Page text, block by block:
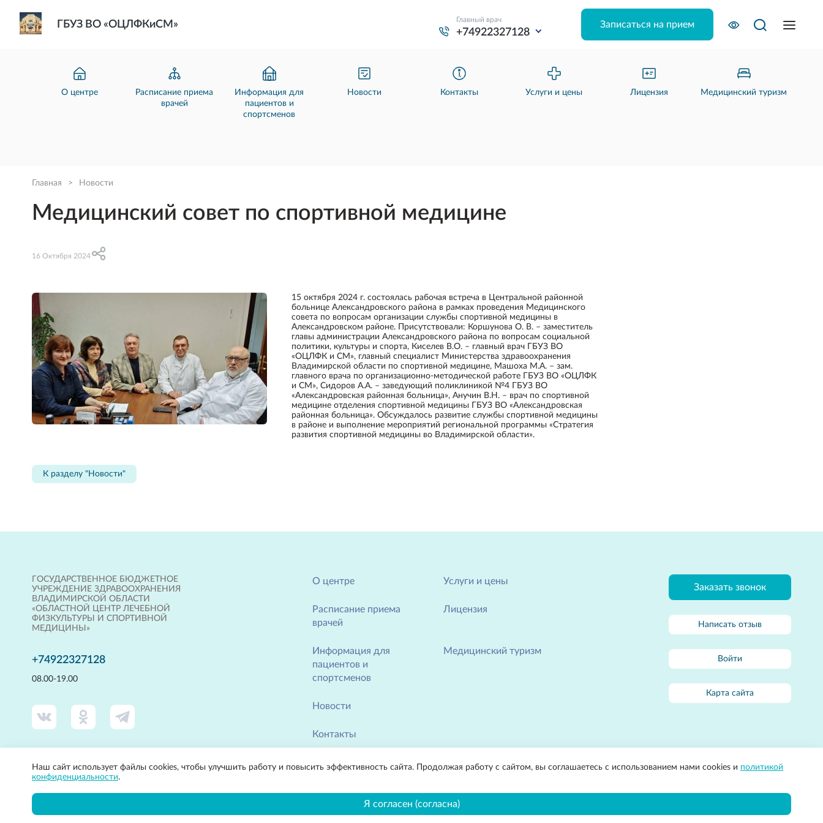
О центре
Расписание приема
врачей
Информация для
пациентов и
спортсменов
Новости Контакты Услуги и цены Лицензия Медицинский туризм
Главная > Новости
Медицинский совет по спортивной медицине
16 Октября 2024
15 октября 2024 г. состоялась рабочая встреча в Центральной районной
больнице Александровского района в рамках проведения Медицинского
совета по вопросам организации службы спортивной медицины в
Александровском районе. Присутствовали: Коршунова О. В. – заместитель
главы администрации Александровского района по вопросам социальной
политики, культуры и спорта, Киселев В.О. – главный врач ГБУЗ ВО
«ОЦЛФК и СМ», главный специалист Министерства здравоохранения
Владимирской области по спортивной медицине, Машоха М.А. – зам.
главного врача по организационно-методической работе ГБУЗ ВО «ОЦЛФК
и СМ», Сидоров А.А. – заведующий поликлиникой №4 ГБУЗ ВО
«Александровская районная больница», Анучин В.Н. – врач по спортивной
медицине отделения спортивной медицины ГБУЗ ВО «Александровская
районная больница». Обсуждалось развитие службы спортивной медицины
в районе и выполнение мероприятий региональной программы «Стратегия
развития спортивной медицины во Владимирской области».
К разделу "Новости"
ГБУЗ ВО «ОЦЛФКиСМ» Главный врач
+74922327128
Записаться на прием
ГОСУДАРСТВЕННОЕ БЮДЖЕТНОЕ
УЧРЕЖДЕНИЕ ЗДРАВООХРАНЕНИЯ
ВЛАДИМИРСКОЙ ОБЛАСТИ
«ОБЛАСТНОЙ ЦЕНТР ЛЕЧЕБНОЙ
ФИЗКУЛЬТУРЫ И СПОРТИВНОЙ
МЕДИЦИНЫ»
+74922327128
08.00-19.00
О центре
Расписание приема
врачей
Информация для
пациентов и
спортсменов
Новости
Контакты
Услуги и цены
Лицензия
Медицинский туризм
Заказать звонок
Написать отзыв
Войти
Карта сайта
2022, Государственное бюджетное учреждение здравоохранения Владимирской области «Областной центр лечебной физкультуры и спортивной медицины»Политика конфиденциальности Разработка сайта: Apricode
Вся представленная на сайте информация, касающаяся стоимости товаров и услуг, носит информационный характер и ни при каких условиях не является публичной офертой, определяемой положениями Статьи 437(2)
Гражданского кодекса РФ.
Наш сайт использует файлы cookies, чтобы улучшить работу и повысить эффективность сайта. Продолжая работу с сайтом, вы соглашаетесь с использованием нами cookies и политикой
конфиденциальности.
Я согласен (согласна)